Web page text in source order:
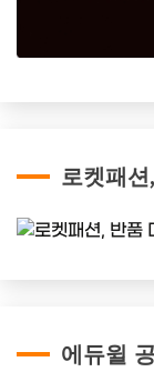
로켓패
에듀윌